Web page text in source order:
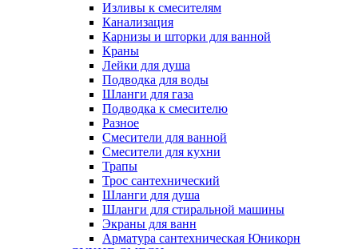
Изливы к смесителям
Канализация
Карнизы и шторки для ванной
Краны
Лейки для душа
Подводка для воды
Шланги для газа
Подводка к смесителю
Разное
Смесители для ванной
Смесители для кухни
Трапы
Трос сантехнический
Шланги для душа
Шланги для стиральной машины
Экраны для ванн
Арматура сантехническая Юникорн